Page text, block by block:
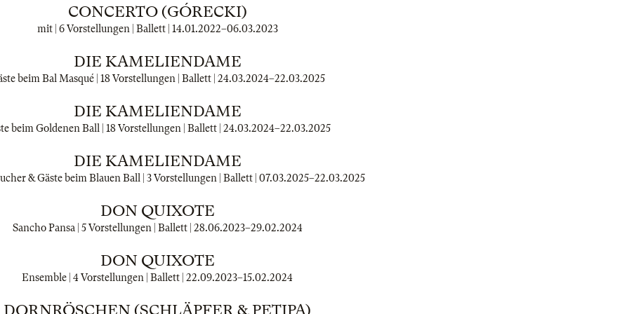
CONCERTO (GÓRECKI)
mit | 6 Vorstellungen | Ballett | 14.01.2022–06.03.2023
DIE KAMELIENDAME
beim Bal Masqué | 18 Vorstellungen | Ballett | 24.03.2024–22.03.2025
DIE KAMELIENDAME
beim Goldenen Ball | 18 Vorstellungen | Ballett | 24.03.2024–22.03.2025
DIE KAMELIENDAME
& Gäste beim Blauen Ball | 3 Vorstellungen | Ballett | 07.03.2025–22.03.2025
DON QUIXOTE
Sancho Pansa | 5 Vorstellungen | Ballett | 28.06.2023–29.02.2024
DON QUIXOTE
Ensemble | 4 Vorstellungen | Ballett | 22.09.2023–15.02.2024
DORNRÖSCHEN (SCHLÄPFER & PETIPA)